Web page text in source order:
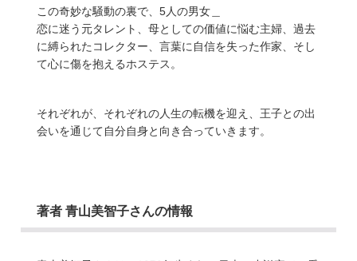
この奇妙な騒動の裏で、5人の男女＿
恋に迷う元タレント、母としての価値に悩む主婦、過去
に縛られたコレクター、言葉に自信を失った作家、そし
て心に傷を抱えるホステス。
それぞれが、それぞれの人生の転機を迎え、王子との出
会いを通じて自分自身と向き合っていきます。
著者 青山美智子さんの情報